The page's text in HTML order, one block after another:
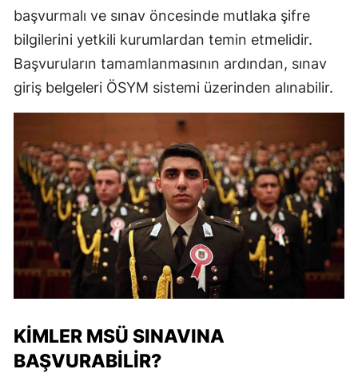
başvurmalı ve sınav öncesinde mutlaka şifre
bilgilerini yetkili kurumlardan temin etmelidir.
Başvuruların tamamlanmasının ardından, sınav
giriş belgeleri ÖSYM sistemi üzerinden alınabilir.
KIMLER MSÜ SINAVINA
BAŞVURABILIR?